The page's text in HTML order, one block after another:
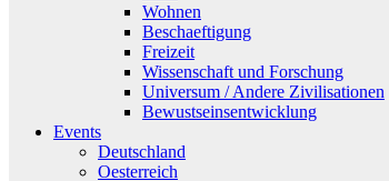
Wohnen
Beschaeftigung
Freizeit
Wissenschaft und Forschung
Universum / Andere Zivilisationen
Bewustseinsentwicklung
Events
Deutschland
Oesterreich